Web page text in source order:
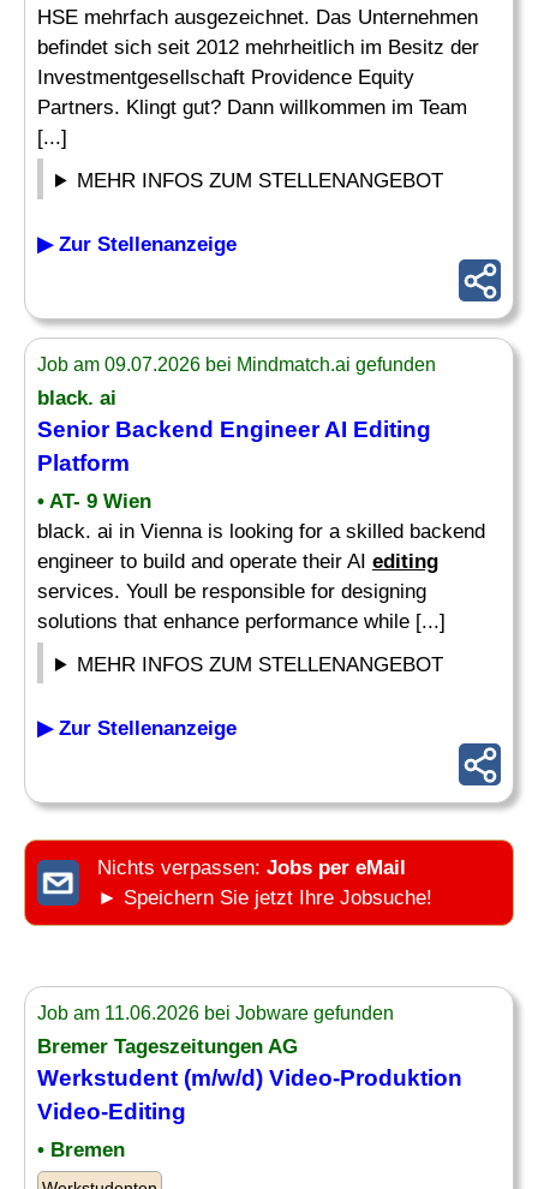
HSE mehrfach ausgezeichnet. Das Unternehmen
befindet sich seit 2012 mehrheitlich im Besitz der
Investmentgesellschaft Providence Equity
Partners. Klingt gut? Dann willkommen im Team
[...]
MEHR INFOS ZUM STELLENANGEBOT
▶ Zur Stellenanzeige
Job am 09.07.2026 bei Mindmatch.ai gefunden
black. ai
Senior Backend Engineer AI Editing
Platform
• AT- 9 Wien
black. ai in Vienna is looking for a skilled backend
engineer to build and operate their AI editing
services. Youll be responsible for designing
solutions that enhance performance while [...]
MEHR INFOS ZUM STELLENANGEBOT
▶ Zur Stellenanzeige
Nichts verpassen: Jobs per eMail
► Speichern Sie jetzt Ihre Jobsuche!
Job am 11.06.2026 bei Jobware gefunden
Bremer Tageszeitungen AG
Werkstudent (m/w/d) Video-Produktion
Video-Editing
• Bremen